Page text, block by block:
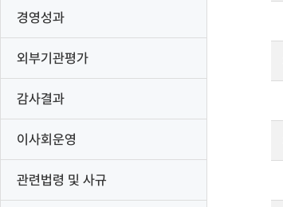
경영성과
외부기관평가
감사결과
이사회운영
관련법령 및 사규
고
판
로